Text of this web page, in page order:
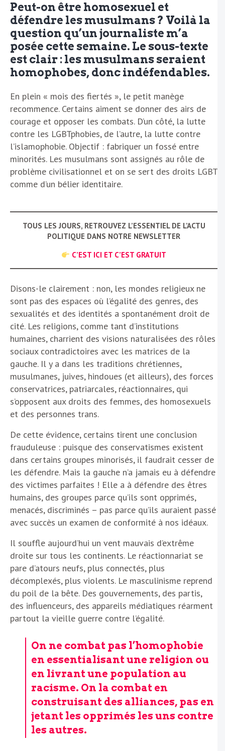
Peut-on être homosexuel et
défendre les musulmans ? Voilà la
question qu’un journaliste m’a
posée cette semaine. Le sous-texte
est clair : les musulmans seraient
homophobes, donc indéfendables.
En plein « mois des fiertés », le petit manège
recommence. Certains aiment se donner des airs de
courage et opposer les combats. D’un côté, la lutte
contre les LGBTphobies, de l’autre, la lutte contre
l’islamophobie. Objectif : fabriquer un fossé entre
minorités. Les musulmans sont assignés au rôle de
problème civilisationnel et on se sert des droits LGBT
comme d’un bélier identitaire.
TOUS LES JOURS, RETROUVEZ L’ESSENTIEL DE L’ACTU
POLITIQUE DANS NOTRE NEWSLETTER
C’EST ICI ET C’EST GRATUIT
Disons-le clairement : non, les mondes religieux ne
sont pas des espaces où l’égalité des genres, des
sexualités et des identités a spontanément droit de
cité. Les religions, comme tant d’institutions
humaines, charrient des visions naturalisées des rôles
sociaux contradictoires avec les matrices de la
gauche. Il y a dans les traditions chrétiennes,
musulmanes, juives, hindoues (et ailleurs), des forces
conservatrices, patriarcales, réactionnaires, qui
s’opposent aux droits des femmes, des homosexuels
et des personnes trans.
De cette évidence, certains tirent une conclusion
frauduleuse : puisque des conservatismes existent
dans certains groupes minorisés, il faudrait cesser de
les défendre. Mais la gauche n’a jamais eu à défendre
des victimes parfaites ! Elle a à défendre des êtres
humains, des groupes parce qu’ils sont opprimés,
menacés, discriminés – pas parce qu’ils auraient passé
avec succès un examen de conformité à nos idéaux.
Il souffle aujourd’hui un vent mauvais d’extrême
droite sur tous les continents. Le réactionnariat se
pare d’atours neufs, plus connectés, plus
décomplexés, plus violents. Le masculinisme reprend
du poil de la bête. Des gouvernements, des partis,
des influenceurs, des appareils médiatiques réarment
partout la vieille guerre contre l’égalité.
On ne combat pas l’homophobie
en essentialisant une religion ou
en livrant une population au
racisme. On la combat en
construisant des alliances, pas en
jetant les opprimés les uns contre
les autres.